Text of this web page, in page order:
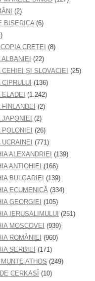
(2)
BISERICA(6)
CRETEI (8)
(22)
CEHIEI ŞI SLOVACIEI (25)
(136)
(1.242)
(2)
(2)
(26)
(771)
ALEXANDRIEI (139)
ANTIOHIEI (166)
BULGARIEI (139)
ECUMENICĂ (334)
GEORGIEI (105)
IERUSALIMULUI (251)
MOSCOVEI (939)
ROMÂNIEI (960)
SERBIEI (171)
ATHOS (249)
CERKASÎ (10)